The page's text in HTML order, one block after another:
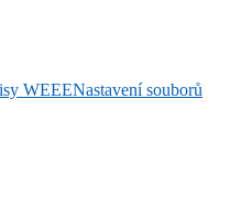
WEEENastavení souborů